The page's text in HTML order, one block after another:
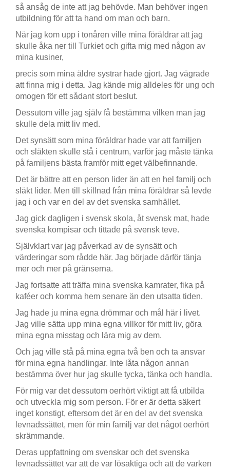
så ansåg de inte att jag behövde. Man behöver ingen
utbildning för att ta hand om man och barn.
När jag kom upp i tonåren ville mina föräldrar att jag
skulle åka ner till Turkiet och gifta mig med någon av
mina kusiner,
precis som mina äldre systrar hade gjort. Jag vägrade
att finna mig i detta. Jag kände mig alldeles för ung och
omogen för ett sådant stort beslut.
Dessutom ville jag själv få bestämma vilken man jag
skulle dela mitt liv med.
Det synsätt som mina föräldrar hade var att familjen
och släkten skulle stå i centrum, varför jag måste tänka
på familjens bästa framför mitt eget välbefinnande.
Det är bättre att en person lider än att en hel familj och
släkt lider. Men till skillnad från mina föräldrar så levde
jag i och var en del av det svenska samhället.
Jag gick dagligen i svensk skola, åt svensk mat, hade
svenska kompisar och tittade på svensk teve.
Självklart var jag påverkad av de synsätt och
värderingar som rådde här. Jag började därför tänja
mer och mer på gränserna.
Jag fortsatte att träffa mina svenska kamrater, fika på
kaféer och komma hem senare än den utsatta tiden.
Jag hade ju mina egna drömmar och mål här i livet.
Jag ville sätta upp mina egna villkor för mitt liv, göra
mina egna misstag och lära mig av dem.
Och jag ville stå på mina egna två ben och ta ansvar
för mina egna handlingar. Inte låta någon annan
bestämma över hur jag skulle tycka, tänka och handla.
För mig var det dessutom oerhört viktigt att få utbilda
och utveckla mig som person. För er är detta säkert
inget konstigt, eftersom det är en del av det svenska
levnadssättet, men för min familj var det något oerhört
skrämmande.
Deras uppfattning om svenskar och det svenska
levnadssättet var att de var lösaktiga och att de varken